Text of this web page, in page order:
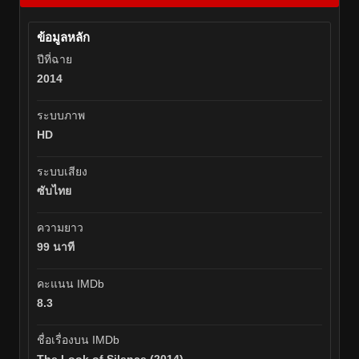
ข้อมูลหลัก
ปีที่ฉาย
2014
ระบบภาพ
HD
ระบบเสียง
ซับไทย
ความยาว
99 นาที
คะแนน IMDb
8.3
ชื่อเรื่องบน IMDb